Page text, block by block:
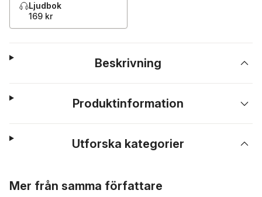
Ljudbok
169 kr
Beskrivning
Produktinformation
Utforska kategorier
Mer från samma författare